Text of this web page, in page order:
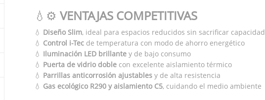
💧⚙️ VENTAJAS COMPETITIVAS
💧 Diseño Slim, ideal para espacios reducidos sin sacrificar capacidad
💧 Control i-Tecde temperatura con modo de ahorro energético
💧 Iluminación LED brillantey de bajo consumo
💧 Puerta de vidrio doblecon excelente aislamiento térmico
💧 Parrillas anticorrosión ajustablesy de alta resistencia
💧 Gas ecológico R290 y aislamiento C5, cuidando el medio ambiente